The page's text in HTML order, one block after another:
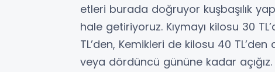
etleri burada doğruyor kuşbaşılık
hale getiriyoruz. Kıymayı kilosu 30
TL’den, Kemikleri de kilosu 40
veya dördüncü gününe kadar